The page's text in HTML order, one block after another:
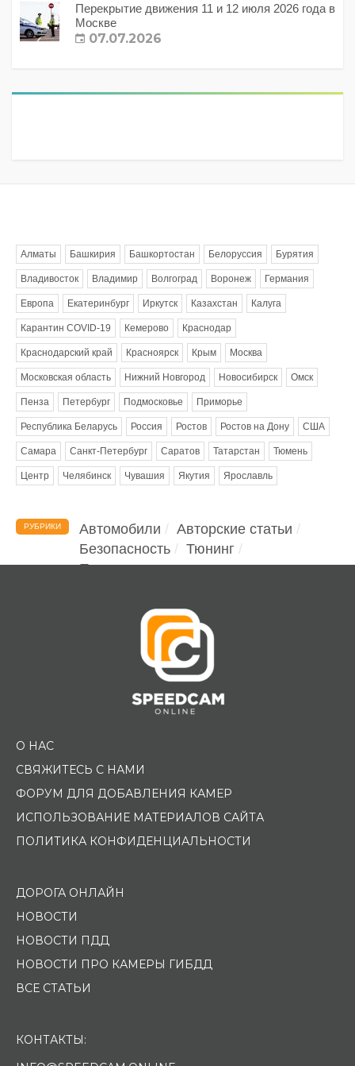
Перекрытие движения 11 и 12 июля 2026 года в
Москве
07.07.2026
Алматы Башкирия Башкортостан Белоруссия Бурятия
Владивосток Владимир Волгоград Воронеж Германия
Европа Екатеринбург Иркутск Казахстан Калуга
Карантин COVID-19 Кемерово Краснодар
Краснодарский край Красноярск Крым Москва
Московская область Нижний Новгород Новосибирск Омск
Пенза Петербург Подмосковье Приморье
Республика Беларусь Россия Ростов Ростов на Дону США
Самара Санкт-Петербург Саратов Татарстан Тюмень
Центр Челябинск Чувашия Якутия Ярославль
РУБРИКИ Автомобили
Авторские статьи
Безопасность
Тюнинг
Помощь водителю
О НАС
СВЯЖИТЕСЬ С НАМИ
ФОРУМ ДЛЯ ДОБАВЛЕНИЯ КАМЕР
ИСПОЛЬЗОВАНИЕ МАТЕРИАЛОВ САЙТА
ПОЛИТИКА КОНФИДЕНЦИАЛЬНОСТИ
ДОРОГА ОНЛАЙН
НОВОСТИ
НОВОСТИ ПДД
НОВОСТИ ПРО КАМЕРЫ ГИБДД
ВСЕ СТАТЬИ
КОНТАКТЫ: